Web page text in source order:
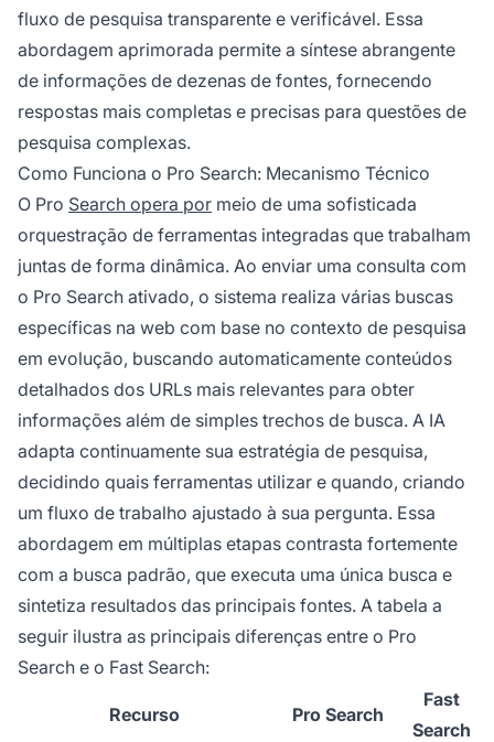
fluxo de pesquisa transparente e verificável. Essa
abordagem aprimorada permite a síntese abrangente
de informações de dezenas de fontes, fornecendo
respostas mais completas e precisas para questões de
pesquisa complexas.
Como Funciona o Pro Search: Mecanismo Técnico
O Pro Search opera por meio de uma sofisticada
orquestração de ferramentas integradas que trabalham
juntas de forma dinâmica. Ao enviar uma consulta com
o Pro Search ativado, o sistema realiza várias buscas
específicas na web com base no contexto de pesquisa
em evolução, buscando automaticamente conteúdos
detalhados dos URLs mais relevantes para obter
informações além de simples trechos de busca. A IA
adapta continuamente sua estratégia de pesquisa,
decidindo quais ferramentas utilizar e quando, criando
um fluxo de trabalho ajustado à sua pergunta. Essa
abordagem em múltiplas etapas contrasta fortemente
com a busca padrão, que executa uma única busca e
sintetiza resultados das principais fontes. A tabela a
seguir ilustra as principais diferenças entre o Pro
Search e o Fast Search:
Recurso Pro Search
Fast
Search